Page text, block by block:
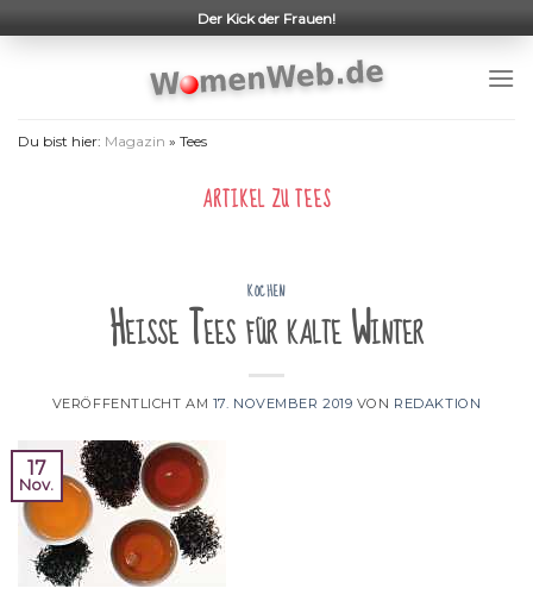
to
Der Kick der Frauen!
Du bist hier: Magazin » Tees
ARTIKEL ZUTEES
KOCHEN
Heiße Tees für kalte Winter
VERÖFFENTLICHT AM 17. NOVEMBER 2019 VON REDAKTION
17
Nov.